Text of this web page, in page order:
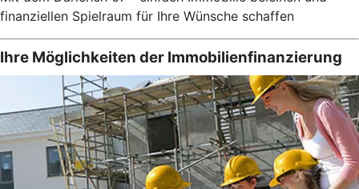
finanziellen Spielraum für Ihre Wünsche schaffen
Ihre Möglichkeiten der Immobilienfinanzierung